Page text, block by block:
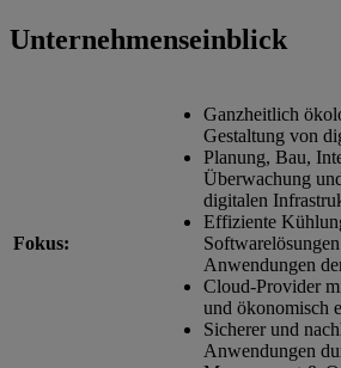
Unternehmenseinblick
Fokus:
Ganzheitlich
Gestaltung von
Planung, Bau,
Überwachung
digitalen
Effiziente
Anwendungen
Cloud-Provider
und ökonomisch
Sicherer und
Anwendungen